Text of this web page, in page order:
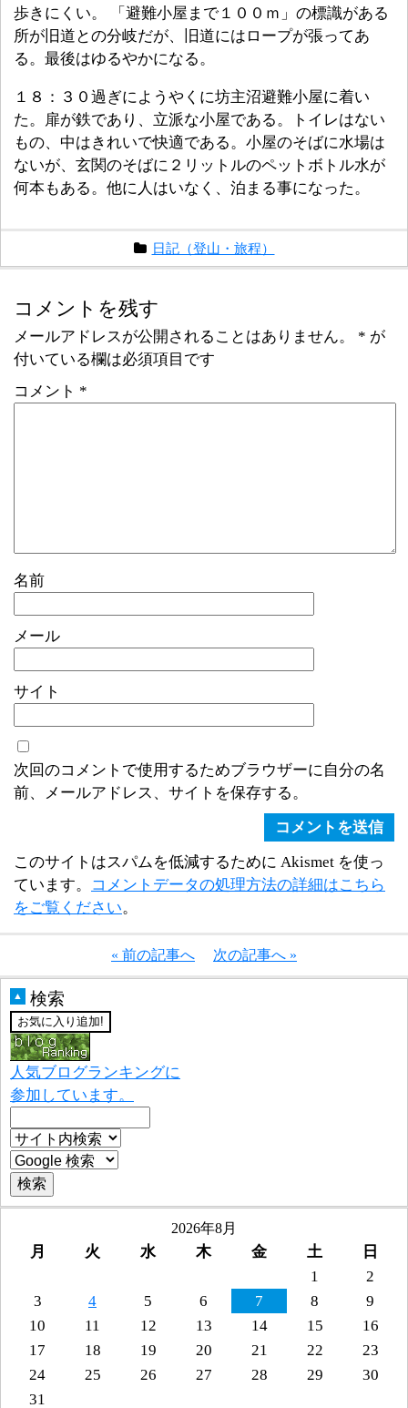
歩きにくい。 「避難小屋まで１００ｍ」の標識がある
所が旧道との分岐だが、旧道にはロープが張ってあ
る。最後はゆるやかになる。
１８：３０過ぎにようやくに坊主沼避難小屋に着い
た。扉が鉄であり、立派な小屋である。トイレはない
もの、中はきれいで快適である。小屋のそばに水場は
ないが、玄関のそばに２リットルのペットボトル水が
何本もある。他に人はいなく、泊まる事になった。
日記（登山・旅程）
コメントを残す
メールアドレスが公開されることはありません。 * が
付いている欄は必須項目です
コメント *
名前
メール
サイト
次回のコメントで使用するためブラウザーに自分の名
前、メールアドレス、サイトを保存する。
このサイトはスパムを低減するために Akismet を使っ
ています。
コメントデータの処理方法の詳細はこちら
をご覧ください。
« 前の記事へ 次の記事へ »
▲ 検索
人気ブログランキングに
参加しています。
2026年8月
月 火 水 木 金 土
日
1
2
3
4 5 6 7 8
9
10
11 12 13 14 15
16
17
18 19 20 21 22
23
24
25 26 27 28 29
30
31